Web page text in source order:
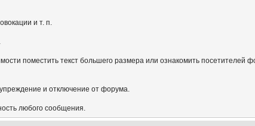
и т. п.
поместить текст большего размера или ознакомить посетителей
и отключение от форума.
любого сообщения.